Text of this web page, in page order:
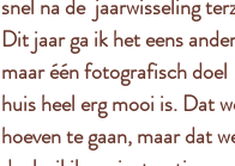
snel na de  jaarwisseling
Dit jaar ga ik het eens
maar één fotografisch
huis heel erg mooi is. Dat
hoeven te gaan, maar dat